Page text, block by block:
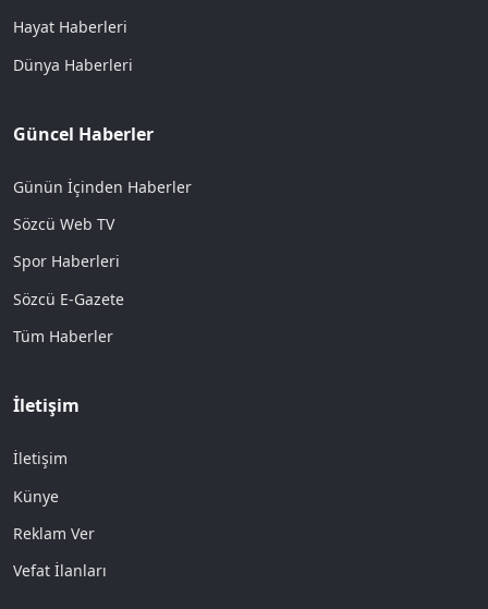
Hayat Haberleri
Dünya Haberleri
Güncel Haberler
Günün İçinden Haberler
Sözcü Web TV
Spor Haberleri
Sözcü E-Gazete
Tüm Haberler
İletişim
İletişim
Künye
Reklam Ver
Vefat İlanları